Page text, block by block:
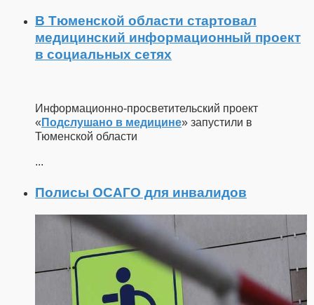
В Тюменской области стартовал
медицинский информационный проект
в социальных сетях
Информационно-просветительский проект
« Подслушано в медицине» запустили в
Тюменской области
...
Полисы ОСАГО для инвалидов